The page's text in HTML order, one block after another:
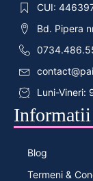
CUI:
Bd. Pipera
Luni-Vineri:
Blog
Termeni &